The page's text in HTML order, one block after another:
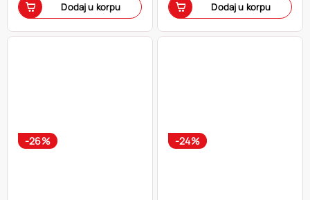
Dodaj u korpu Dodaj u korpu
-26% -24%